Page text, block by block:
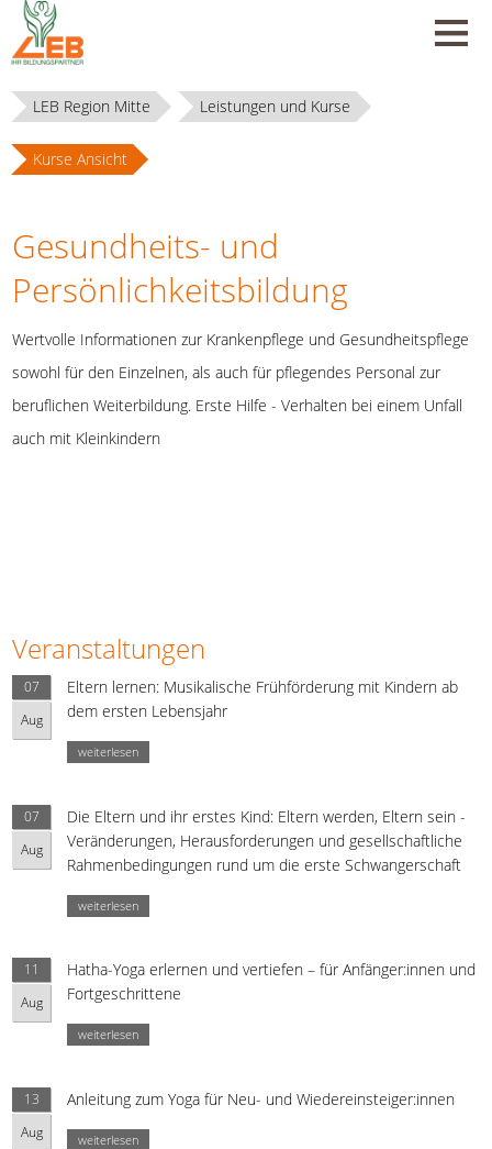
LEB Region Mitte Leistungen und Kurse
Kurse Ansicht
Gesundheits- und
Persönlichkeitsbildung
Wertvolle Informationen zur Krankenpflege und Gesundheitspflege
sowohl für den Einzelnen, als auch für pflegendes Personal zur
beruflichen Weiterbildung. Erste Hilfe - Verhalten bei einem Unfall
auch mit Kleinkindern
Veranstaltungen
07
Aug
Eltern lernen: Musikalische Frühförderung mit Kindern ab
dem ersten Lebensjahr
weiterlesen
07
Aug
Die Eltern und ihr erstes Kind: Eltern werden, Eltern sein -
Veränderungen, Herausforderungen und gesellschaftliche
Rahmenbedingungen rund um die erste Schwangerschaft
weiterlesen
11
Aug
Hatha-Yoga erlernen und vertiefen – für Anfänger:innen und
Fortgeschrittene
weiterlesen
13
Aug
Anleitung zum Yoga für Neu- und Wiedereinsteiger:innen
weiterlesen